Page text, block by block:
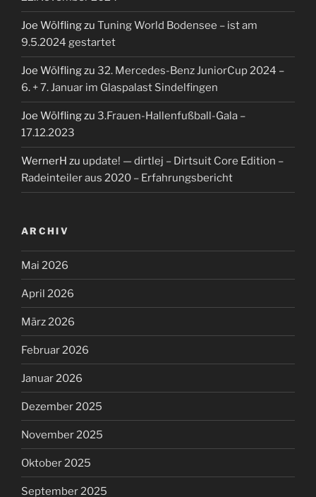
Februar 2026
Januar 2026
Dezember 2025
November 2025
Oktober 2025
September 2025
April 2025
März 2025
Februar 2025
Januar 2025
Dezember 2024
November 2024
Oktober 2024
September 2024